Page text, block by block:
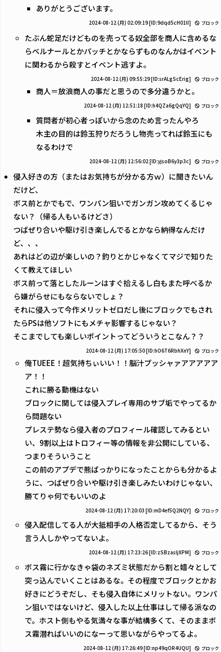
ありがとうございます。
2024-08-12 (月) 02:09:19[ID:9dqd5cH01lI] ブロック
たぶん蛇足だけどものを売ってる奴全部を商人に含めるな
らベルナールとかパッチとかならずものなんかはイベント
に関わるから殺すとイベント逃すよ。
2024-08-12 (月) 09:55:29[ID:srALgScErig] ブロック
商人＝放浪商人の事だと思うので多分違うかと。
2024-08-12 (月) 12:51:18 [ID:h4QZa6gQqYQ] ブロック
質問者が初心者っぽいから念のため言ったんやろ
木主の目的は鈴玉狩りだろうし物売ってれば鈴玉にも
なるわけで
2024-08-12 (月) 12:56:02 [ID:yjsoB6y3p3c] ブロック
侵入好きの方（またはお気持ちが分かる方ｗ）に聞きたいん
だけど、
ボス前とかでもで、ワンパン狙いでガンガン攻めてくるじゃ
ない？（帰る人もいるけどさ）
つばぜり合いや駆け引き楽しんでるとかなら納得なんだけ
ど、、、
あれはどの辺が楽しいの？釣りとかじゃなくてマジで知りた
くて教えてほしい
ボス前って落としたルーンはすぐ拾えるし白もまた呼べるか
ら嫌がらせにもならないでしょ？
それに侵入って今作メリットゼロだし後にブロックでもされ
たらPSは他ソフトにもメチャ影響するじゃない？
そこまでしても楽しいポイントってどういうとこなん？？
2024-08-12 (月) 17:05:50[ID:hO6T6RbhXnY] ブロック
俺TUEEE！超気持ちぃいい！！脳汁プッシャァアアアアア
ア！！
これに勝る動機はない
ブロックに関しては侵入プレイ専用のサブ垢でやってるか
ら問題ない
プレステ勢なら侵入者のプロフィール確認してみるとい
い、9割以上はトロフィー等の情報を非公開にしている、
つまりそういうこと
この前のアプデで熊ばっかりになったことからも分かるよ
うに、つばぜり合いや駆け引き楽しみたいわけじゃない、
勝てりゃ何でもいいのよ
2024-08-12 (月) 17:20:03 [ID:mD4ef5Q2NQY] ブロック
侵入配信してる人が大抵相手の人格否定してるから、そう
言う人しかやってないよ。
2024-08-12 (月) 17:23:26[ID:zSBzasIjXPM] ブロック
ボス霧に行かなきゃ袋のネズミ状態だから割と嬉々として
突っ込んでいくことはあるな。その程度でブロックとかお
好きにどうぞだし、そも侵入自体にメリットない。ワンパ
ン狙いではないけど、侵入した以上仕事はして帰る派なの
で。ホスト側もやる気満々な事が結構多くて、そのままボ
ス霧潜ればいいのになーって思いながらやってるよ。
2024-08-12 (月) 17:26:49[ID:np49qOR4UQU] ブロック